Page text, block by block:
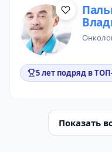
5 лет подряд в
Показать